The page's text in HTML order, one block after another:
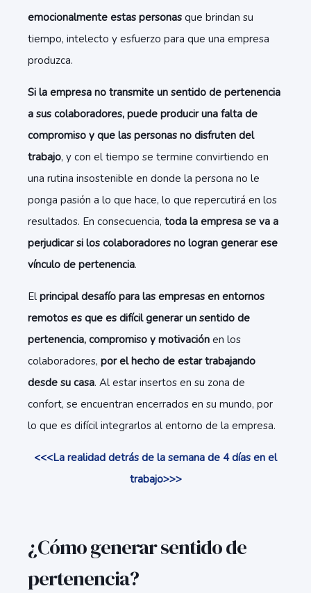
emocionalmente estas personas que brindan su
tiempo, intelecto y esfuerzo para que una empresa
produzca.
Si la empresa no transmite un sentido de pertenencia
a sus colaboradores, puede producir una falta de
compromiso y que las personas no disfruten del
trabajo, y con el tiempo se termine convirtiendo en
una rutina insostenible en donde la persona no le
ponga pasión a lo que hace, lo que repercutirá en los
resultados. En consecuencia, toda la empresa se va a
perjudicar si los colaboradores no logran generar ese
vínculo de pertenencia.
El principal desafío para las empresas en entornos
remotos es que es difícil generar un sentido de
pertenencia, compromiso y motivación en los
colaboradores, por el hecho de estar trabajando
desde su casa. Al estar insertos en su zona de
confort, se encuentran encerrados en su mundo, por
lo que es difícil integrarlos al entorno de la empresa.
<<<La realidad detrás de la semana de 4 días en el
trabajo>>>
¿Cómo generar sentido de
pertenencia?